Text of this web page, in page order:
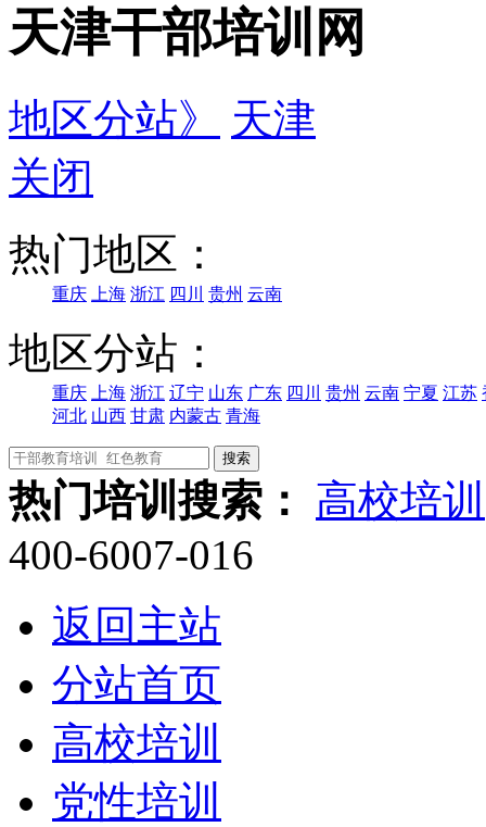
天津干部培训网
地区分站》
天津
关闭
热门地区：
重庆 上海 浙江 四川 贵州 云南
地区分站：
重庆 上海 浙江 辽宁 山东 广东 四川 贵州 云南 宁夏 江苏
河北 山西 甘肃 内蒙古 青海
热门培训搜索：
高校培训
400-6007-016
返回主站
分站首页
高校培训
党性培训